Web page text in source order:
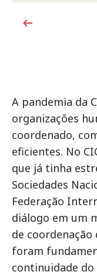
A pandemia da
organizações
coordenado,
eficientes. No
que já tinha
Sociedades
Federação
diálogo em um
de
foram
continuidade